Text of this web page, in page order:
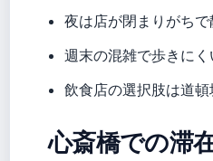
夜は店が閉まりがちで
週末の混雑で歩きにく
飲食店の選択肢は道
心斎橋での滞